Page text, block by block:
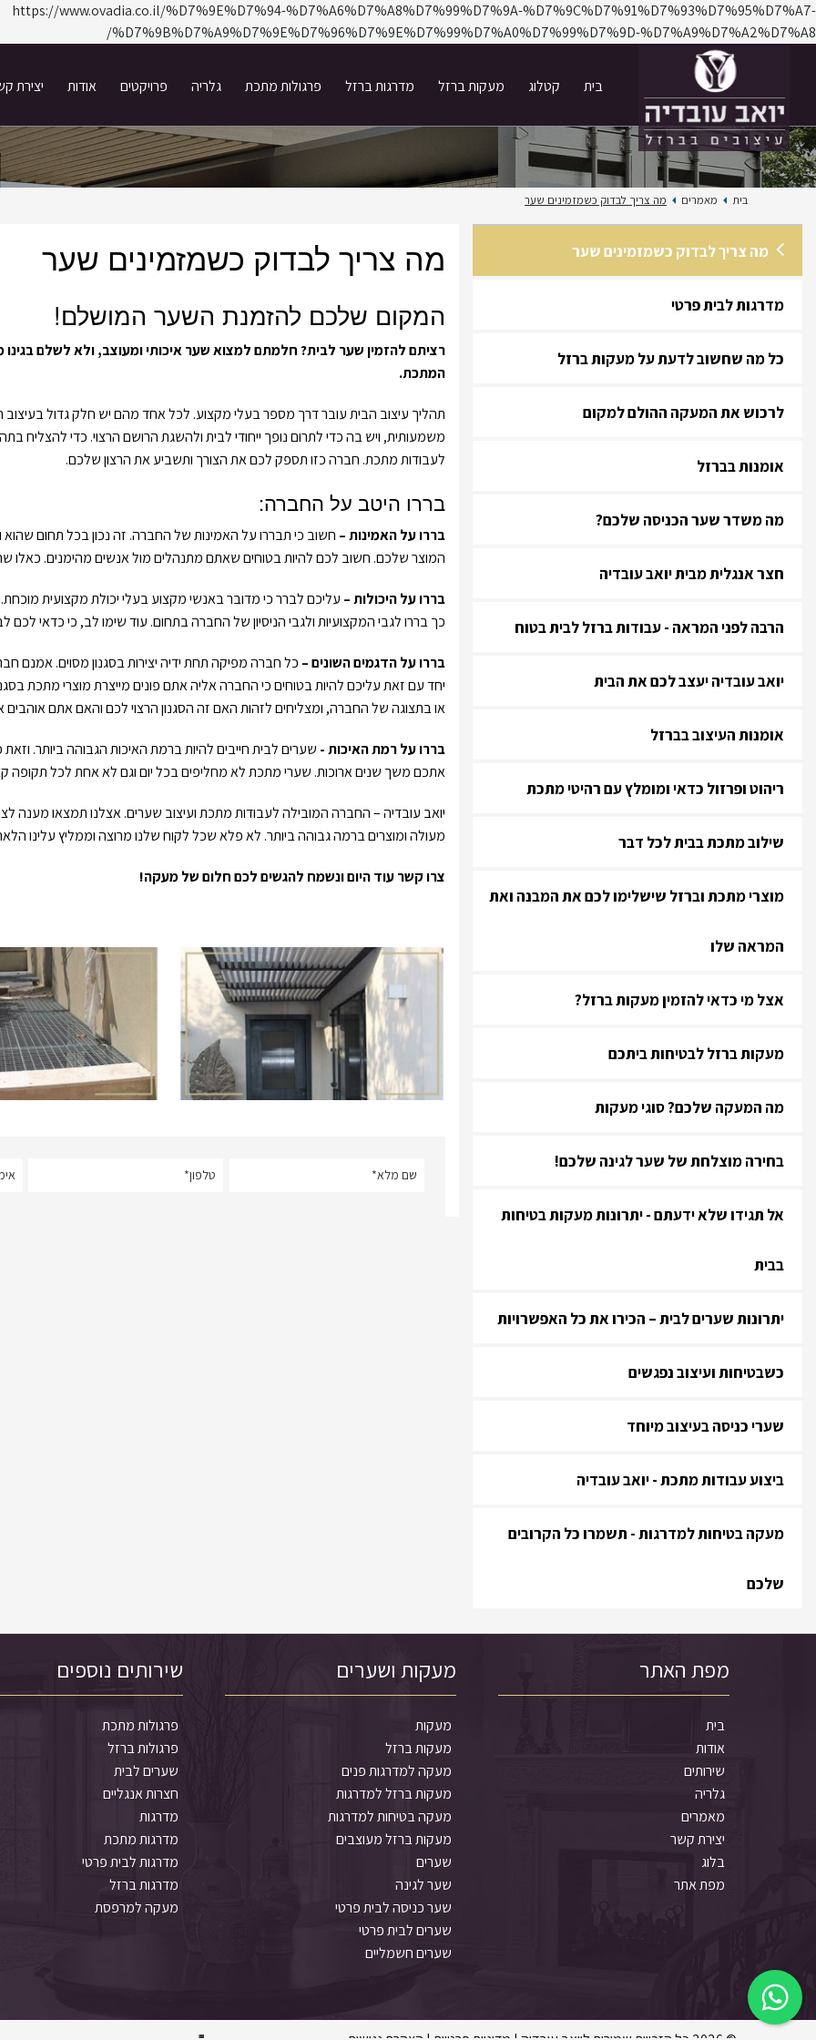
https://www.ovadia.co.il/%D7%9E%D7%94-%D7%A6%D7%A8%D7%99%D7%9A-%D7%9C%D7%91%D7%93%D7%95%D7%A7-
%D7%9B%D7%A9%D7%9E%D7%96%D7%9E%D7%99%D7%A0%D7%99%D7%9D-%D7%A9%D7%A2%D7%A8/
בית קטלוג מעקות ברזל מדרגות ברזל פרגולות מתכת גלריה פרויקטים אודות יצירת
בית מאמרים מה צריך לבדוק כשמזמינים שער
מה צריך לבדוק כשמזמינים שער
מדרגות לבית פרטי
כל מה שחשוב לדעת על מעקות ברזל
לרכוש את המעקה ההולם למקום
אומנות בברזל
מה משדר שער הכניסה שלכם?
חצר אנגלית מבית יואב עובדיה
הרבה לפני המראה - עבודות ברזל לבית בטוח
יואב עובדיה יעצב לכם את הבית
אומנות העיצוב בברזל
ריהוט ופרזול כדאי ומומלץ עם רהיטי מתכת
שילוב מתכת בבית לכל דבר
מוצרי מתכת וברזל שישלימו לכם את המבנה ואת
המראה שלו
אצל מי כדאי להזמין מעקות ברזל?
מעקות ברזל לבטיחות ביתכם
מה המעקה שלכם? סוגי מעקות
בחירה מוצלחת של שער לגינה שלכם!
אל תגידו שלא ידעתם - יתרונות מעקות בטיחות
בבית
יתרונות שערים לבית – הכירו את כל האפשרויות
כשבטיחות ועיצוב נפגשים
שערי כניסה בעיצוב מיוחד
ביצוע עבודות מתכת - יואב עובדיה
מעקה בטיחות למדרגות - תשמרו כל הקרובים
שלכם
מה צריך לבדוק כשמזמינים שער
המקום שלכם להזמנת השער המושלם!
רציתם להזמין שער לבית? חלמתם למצוא שער איכותי ומעוצב, ולא לשלם
המתכת.
תהליך עיצוב הבית עובר דרך מספר בעלי מקצוע. לכל אחד מהם יש חלק גדול
משמעותית, ויש בה כדי לתרום נופך ייחודי לבית ולהשגת הרושם הרצוי. כדי
לעבודות מתכת. חברה כזו תספק לכם את הצורך ותשביע את הרצון שלכם.
בררו היטב על החברה:
בררו על האמינות – חשוב כי תבררו על האמינות של החברה. זה נכון בכל תחום שהוא
המוצר שלכם. חשוב לכם להיות בטוחים שאתם מתנהלים מול אנשים מהימנים. כאלו
בררו על היכולות – עליכם לברר כי מדובר באנשי מקצוע בעלי יכולת מקצועית
כך בררו לגבי המקצועיות ולגבי הניסיון של החברה בתחום. עוד שימו לב, כי כדאי
בררו על הדגמים השונים – כל חברה מפיקה תחת ידיה יצירות בסגנון מסוים. אמנם
יחד עם זאת עליכם להיות בטוחים כי החברה אליה אתם פונים מייצרת מוצרי מתכת
או בתצוגה של החברה, ומצליחים לזהות האם זה הסגנון הרצוי לכם והאם אתם אוהבים
בררו על רמת האיכות - שערים לבית חייבים להיות ברמת האיכות הגבוהה ביותר.
אתכם משך שנים ארוכות. שערי מתכת לא מחליפים בכל יום וגם לא אחת לכל
יואב עובדיה – החברה המובילה לעבודות מתכת ועיצוב שערים. אצלנו תמצאו מענה
מעולה ומוצרים ברמה גבוהה ביותר. לא פלא שכל לקוח שלנו מרוצה וממליץ עלינו
צרו קשר עוד היום ונשמח להגשים לכם חלום של מעקה!
מפת האתר
בית
אודות
שירותים
גלריה
מאמרים
יצירת קשר
בלוג
מפת אתר
מעקות ושערים
מעקות
מעקות ברזל
מעקה למדרגות פנים
מעקות ברזל למדרגות
מעקה בטיחות למדרגות
מעקות ברזל מעוצבים
שערים
שער לגינה
שער כניסה לבית פרטי
שערים לבית פרטי
שערים חשמליים
שירותים נוספים
פרגולות מתכת
פרגולות ברזל
שערים לבית
חצרות אנגליים
מדרגות
מדרגות מתכת
מדרגות לבית פרטי
מדרגות ברזל
מעקה למרפסת